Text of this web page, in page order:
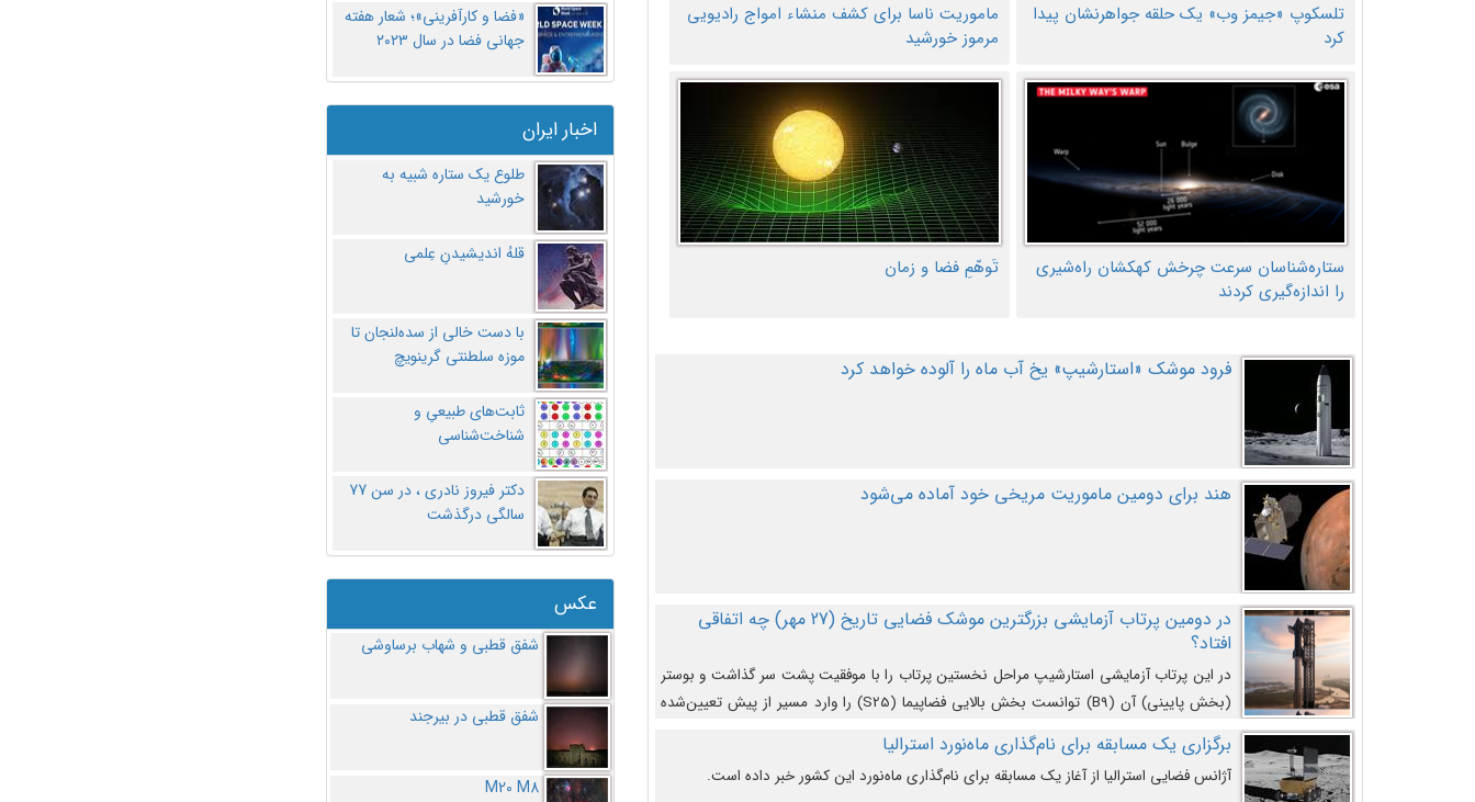
تلسکوپ «جیمز وب» یک حلقه جواهرنشان پیدا
کرد
ماموریت ناسا برای کشف منشاء امواج رادیویی
مرموز خورشید
ستاره‌شناسان سرعت چرخش کهکشان راه‌شیری
را اندازه‌گیری کردند
تَوهّمِ فضا و زمان
فرود موشک «استارشیپ» یخ آب ماه را آلوده خواهد کرد
هند برای دومین ماموریت مریخی خود آماده می‌شود
در دومین پرتاب آزمایشی بزرگترین موشک فضایی تاریخ (27 مهر‌) چه اتفاقی
افتاد؟
در این پرتاب آزمایشی استارشیپ مراحل نخستین پرتاب را با موفقیت پشت سر گذاشت و بوستر
(بخش پایینی) آن (B9) توانست بخش بالایی فضاپیما (S25) را وارد مسیر از پیش تعیین‌شده
کند و سپس با یک مکانیزم جدید با موفقیت از آن جدا شود. ‌
برگزاری یک مسابقه برای نام‌گذاری ماه‌نورد استرالیا
آژانس فضایی استرالیا از آغاز یک مسابقه برای نام‌گذاری ماه‌نورد این کشور خبر داده است.
«فضا و کارآفرینی»؛ شعار هفته
جهانی فضا در سال ۲۰۲۳
اخبار ایران
طلوع یک ستاره شبیه به
خورشید
قلهُ اندیشیدنِ عِلمی
با دست خالی از سده‌لنجان تا
موزه سلطنتی گرینویچ
ثابت‌های طبیعیِ و
شناخت‌شناسی
دکتر فیروز نادری ، در سن 77
سالگی درگذشت
عکس
شفق قطبی و شهاب برساوشی
شفق قطبی در بیرجند
M20 M8